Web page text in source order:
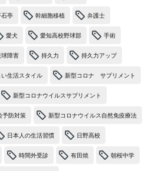
石亭 幹細胞移植 弁護士
愛犬 愛知高校野球部 手術
球障害 持久力 持久力アップ
い生活スタイル 新型コロナ サプリメント
新型コロナウイルスサプリメント
予防対策 新型コロナウイルス自然免疫療法
日本人の生活習慣 日野高校
時間外受診 有田焼 朝桜中学